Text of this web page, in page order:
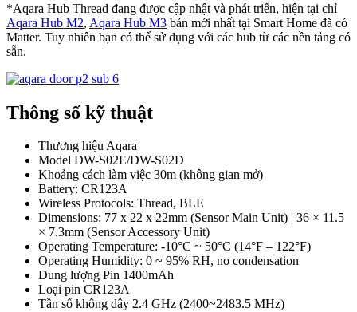
*Aqara Hub Thread đang được cập nhật và phát triển, hiện tại chỉ
Aqara Hub M2, Aqara Hub M3 bản mới nhất tại Smart Home đã có
Matter. Tuy nhiên bạn có thể sử dụng với các hub từ các nền tảng có
sẵn.
Thông số kỹ thuật
Thương hiệu Aqara
Model DW-S02E/DW-S02D
Khoảng cách làm việc 30m (không gian mở)
Battery: CR123A
Wireless Protocols: Thread, BLE
Dimensions: 77 x 22 x 22mm (Sensor Main Unit) | 36 × 11.5
× 7.3mm (Sensor Accessory Unit)
Operating Temperature: -10°C ~ 50°C (14°F – 122°F)
Operating Humidity: 0 ~ 95% RH, no condensation
Dung lượng Pin 1400mAh
Loại pin CR123A
Tần số không dây 2.4 GHz (2400~2483.5 MHz)